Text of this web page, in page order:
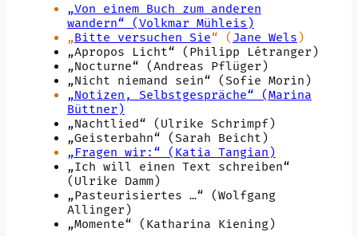
„Von einem Buch zum anderen
wandern“ (Volkmar Mühleis)
„Bitte versuchen Sie“ (Jane Wels )
„Apropos Licht“ (Philipp Létranger)
„Nocturne“ (Andreas Pflüger)
„Nicht niemand sein“ (Sofie Morin)
„Notizen, Selbstgespräche“ (Marina
Büttner)
„Nachtlied“ (Ulrike Schrimpf)
„Geisterbahn“ (Sarah Beicht)
„Fragen wir:“ (Katia Tangian)
„Ich will einen Text schreiben“
(Ulrike Damm)
„Pasteurisiertes …“ (Wolfgang
Allinger)
„Momente“ (Katharina Kiening)